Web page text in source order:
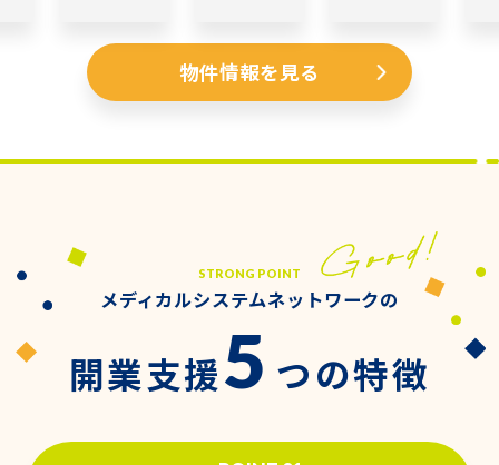
物件情報を見る
STRONG POINT
メディカルシステムネットワークの
開業支援5 つの特徴